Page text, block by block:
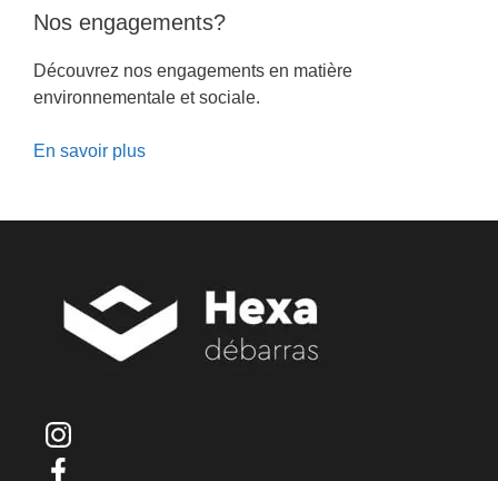
Nos engagements?
Découvrez nos engagements en matière
environnementale et sociale.
En savoir plus